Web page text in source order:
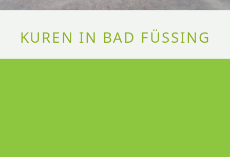
KUREN IN BAD FÜSSING